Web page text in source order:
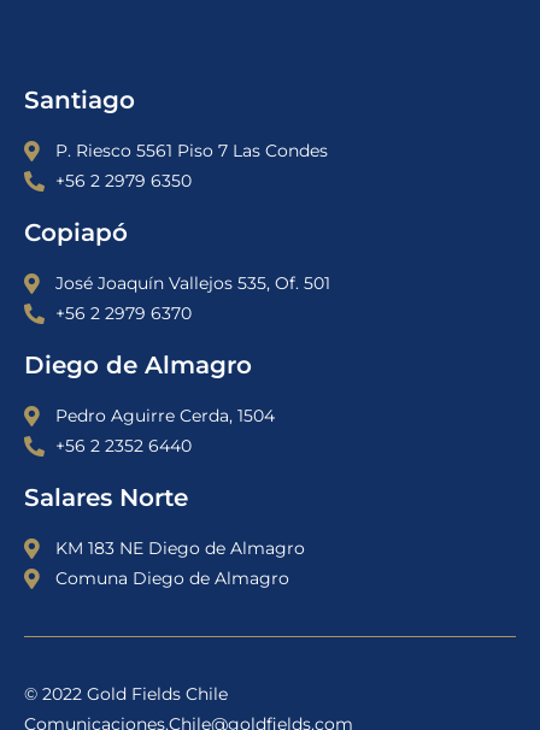
Santiago
P. Riesco 5561 Piso 7 Las Condes
+56 2 2979 6350
Copiapó
José Joaquín Vallejos 535, Of. 501
+56 2 2979 6370
Diego de Almagro
Pedro Aguirre Cerda, 1504
+56 2 2352 6440
Salares Norte
KM 183 NE Diego de Almagro
Comuna Diego de Almagro
© 2022 Gold Fields Chile
Comunicaciones.Chile@goldfields.com